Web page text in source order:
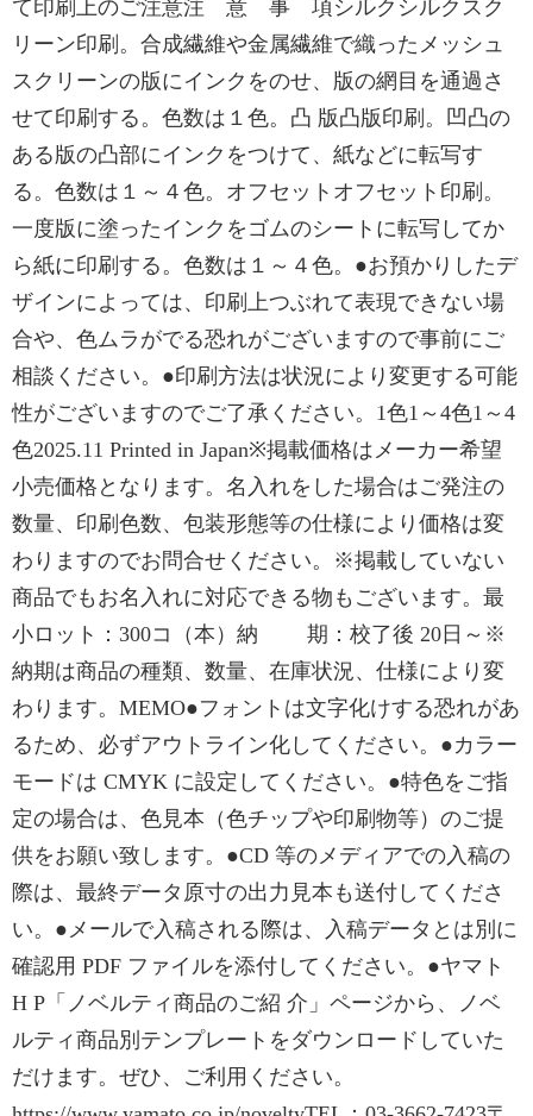
て印刷上のご注意注 意 事 項シルクシルクスク
リーン印刷。合成繊維や金属繊維で織ったメッシュ
スクリーンの版にインクをのせ、版の網目を通過さ
せて印刷する。色数は１色。凸 版凸版印刷。凹凸の
ある版の凸部にインクをつけて、紙などに転写す
る。色数は１～４色。オフセットオフセット印刷。
一度版に塗ったインクをゴムのシートに転写してか
ら紙に印刷する。色数は１～４色。●お預かりしたデ
ザインによっては、印刷上つぶれて表現できない場
合や、色ムラがでる恐れがございますので事前にご
相談ください。●印刷方法は状況により変更する可能
性がございますのでご了承ください。1色1～4色1～4
色2025.11 Printed in Japan※掲載価格はメーカー希望
小売価格となります。名入れをした場合はご発注の
数量、印刷色数、包装形態等の仕様により価格は変
わりますのでお問合せください。※掲載していない
商品でもお名入れに対応できる物もございます。最
小ロット：300コ（本）納 期：校了後 20日～※
納期は商品の種類、数量、在庫状況、仕様により変
わります。MEMO●フォントは文字化けする恐れがあ
るため、必ずアウトライン化してください。●カラー
モードは CMYK に設定してください。●特色をご指
定の場合は、色見本（色チップや印刷物等）のご提
供をお願い致します。●CD 等のメディアでの入稿の
際は、最終データ原寸の出力見本も送付してくださ
い。●メールで入稿される際は、入稿データとは別に
確認用 PDF ファイルを添付してください。●ヤマト
H P「ノベルティ商品のご紹 介」ページから、ノベ
ルティ商品別テンプレートをダウンロードしていた
だけます。ぜひ、ご利用ください。